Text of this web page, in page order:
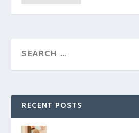
RECENT POSTS